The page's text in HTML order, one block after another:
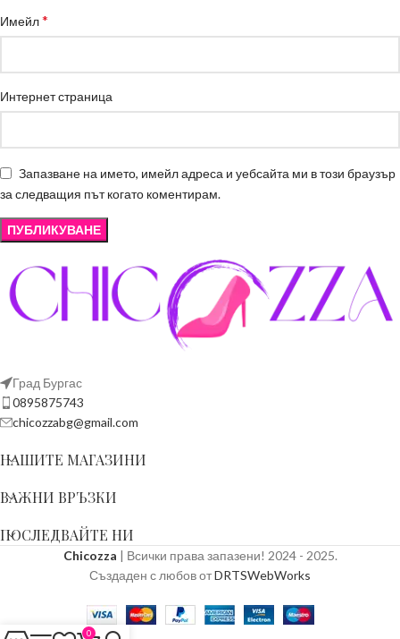
Имейл*
Интернет страница
Запазване на името, имейл адреса и уебсайта ми в този браузър
за следващия път когато коментирам.
Град Бургас
0895875743
chicozzabg@gmail.com
НАШИТЕ МАГАЗИНИ
ВАЖНИ ВРЪЗКИ
ПОСЛЕДВАЙТЕ НИ
Chicozza | Всички права запазени! 2024 - 2025.
Създаден с любов отDRTSWebWorks
0